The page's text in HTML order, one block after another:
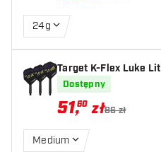
24g
Target K-Flex Luke
Dostępny
51,60 zł86 zł
Medium